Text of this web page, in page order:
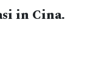
in Cina.